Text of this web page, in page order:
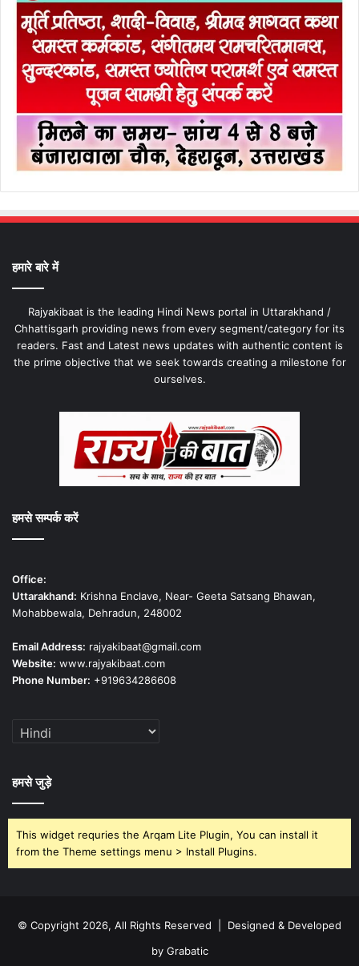
हमारे बारे में
Rajyakibaat is the leading Hindi News portal in Uttarakhand /
Chhattisgarh providing news from every segment/category for its
readers. Fast and Latest news updates with authentic content is
the prime objective that we seek towards creating a milestone for
ourselves.
हमसे सम्पर्क करें
Office:
Uttarakhand: Krishna Enclave, Near- Geeta Satsang Bhawan,
Mohabbewala, Dehradun, 248002
Email Address: rajyakibaat@gmail.com
Website: www.rajyakibaat.com
Phone Number: +919634286608
हमसे जुड़े
This widget requries the Arqam Lite Plugin, You can install it
from the Theme settings menu > Install Plugins.
© Copyright 2026, All Rights Reserved | Designed & Developed
by Grabatic